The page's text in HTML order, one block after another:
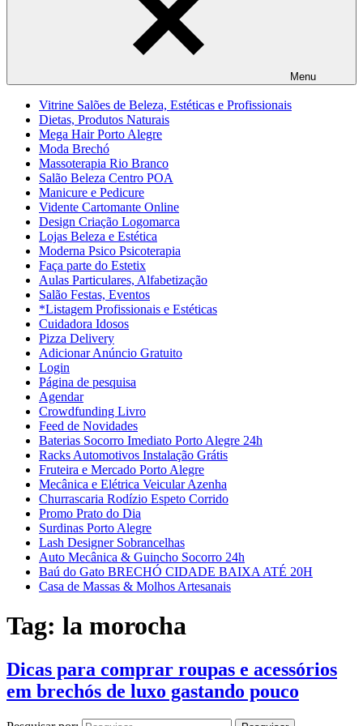
Menu
Vitrine Salões de Beleza, Estéticas e Profissionais
Dietas, Produtos Naturais
Mega Hair Porto Alegre
Moda Brechó
Massoterapia Rio Branco
Salão Beleza Centro POA
Manicure e Pedicure
Vidente Cartomante Online
Design Criação Logomarca
Lojas Beleza e Estética
Moderna Psico Psicoterapia
Faça parte do Estetix
Aulas Particulares, Alfabetização
Salão Festas, Eventos
*Listagem Profissionais e Estéticas
Cuidadora Idosos
Pizza Delivery
Adicionar Anúncio Gratuito
Login
Página de pesquisa
Agendar
Crowdfunding Livro
Feed de Novidades
Baterias Socorro Imediato Porto Alegre 24h
Racks Automotivos Instalação Grátis
Fruteira e Mercado Porto Alegre
Mecânica e Elétrica Veicular Azenha
Churrascaria Rodízio Espeto Corrido
Promo Prato do Dia
Surdinas Porto Alegre
Lash Designer Sobrancelhas
Auto Mecânica & Guincho Socorro 24h
Baú do Gato BRECHÓ CIDADE BAIXA ATÉ 20H
Casa de Massas & Molhos Artesanais
Tag: la morocha
Dicas para comprar roupas e acessórios
em brechós de luxo gastando pouco